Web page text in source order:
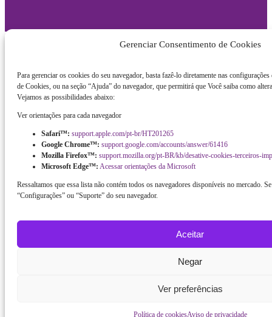
Gerenciar Consentimento de Cookies
Para gerenciar os cookies do seu navegador, basta fazê-lo diretamente nas configurações
de Cookies, ou na seção “Ajuda” do navegador, que permitirá que Você saiba como
Vejamos as possibilidades abaixo:
Ver orientações para cada navegador
Safari™: support.apple.com/pt-br/HT201265
Google Chrome™: support.google.com/accounts/answer/61416
Mozilla Firefox™: support.mozilla.org/pt-BR/kb/desative-cookies-terceiros-
Microsoft Edge™: Acessar orientações da Microsoft
Ressaltamos que essa lista não contém todos os navegadores disponíveis no mercado.
“Configurações” ou “Suporte” do seu navegador.
Aceitar
Negar
Ver preferências
Política de cookiesAviso de privacidade